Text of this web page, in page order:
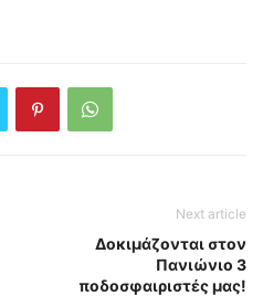
Next article
Δοκιμάζονται στον
Πανιώνιο 3
ποδοσφαιριστές μας!